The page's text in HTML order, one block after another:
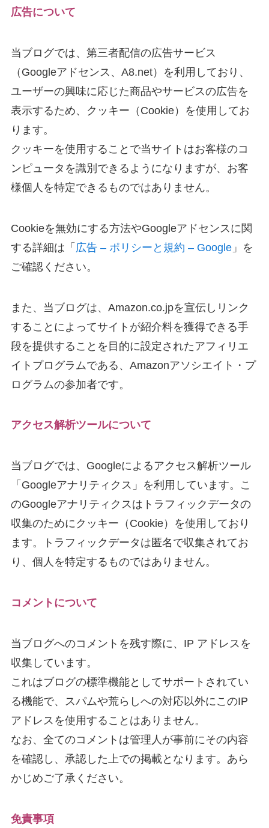
広告について
当ブログでは、第三者配信の広告サービス
（Googleアドセンス、A8.net）を利用しており、
ユーザーの興味に応じた商品やサービスの広告を
表示するため、クッキー（Cookie）を使用してお
ります。
クッキーを使用することで当サイトはお客様のコ
ンピュータを識別できるようになりますが、お客
様個人を特定できるものではありません。
Cookieを無効にする方法やGoogleアドセンスに関
する詳細は「 広告 – ポリシーと規約 – Google」を
ご確認ください。
また、当ブログは、Amazon.co.jpを宣伝しリンク
することによってサイトが紹介料を獲得できる手
段を提供することを目的に設定されたアフィリエ
イトプログラムである、Amazonアソシエイト・プ
ログラムの参加者です。
アクセス解析ツールについて
当ブログでは、Googleによるアクセス解析ツール
「Googleアナリティクス」を利用しています。こ
のGoogleアナリティクスはトラフィックデータの
収集のためにクッキー（Cookie）を使用しており
ます。トラフィックデータは匿名で収集されてお
り、個人を特定するものではありません。
コメントについて
当ブログへのコメントを残す際に、IP アドレスを
収集しています。
これはブログの標準機能としてサポートされてい
る機能で、スパムや荒らしへの対応以外にこのIP
アドレスを使用することはありません。
なお、全てのコメントは管理人が事前にその内容
を確認し、承認した上での掲載となります。あら
かじめご了承ください。
免責事項